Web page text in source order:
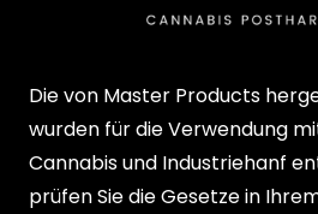
Die von Master Products
wurden für die Verwendung
Cannabis und Industriehanf
prüfen Sie die Gesetze in